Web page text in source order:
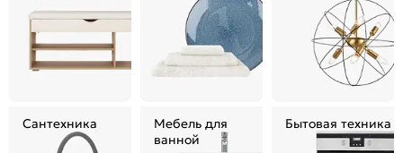
Сантехника
Мебель для
ванной
Бытовая техника